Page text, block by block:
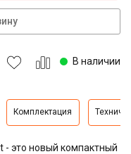
В наличии
Комплектация
это новый компактный